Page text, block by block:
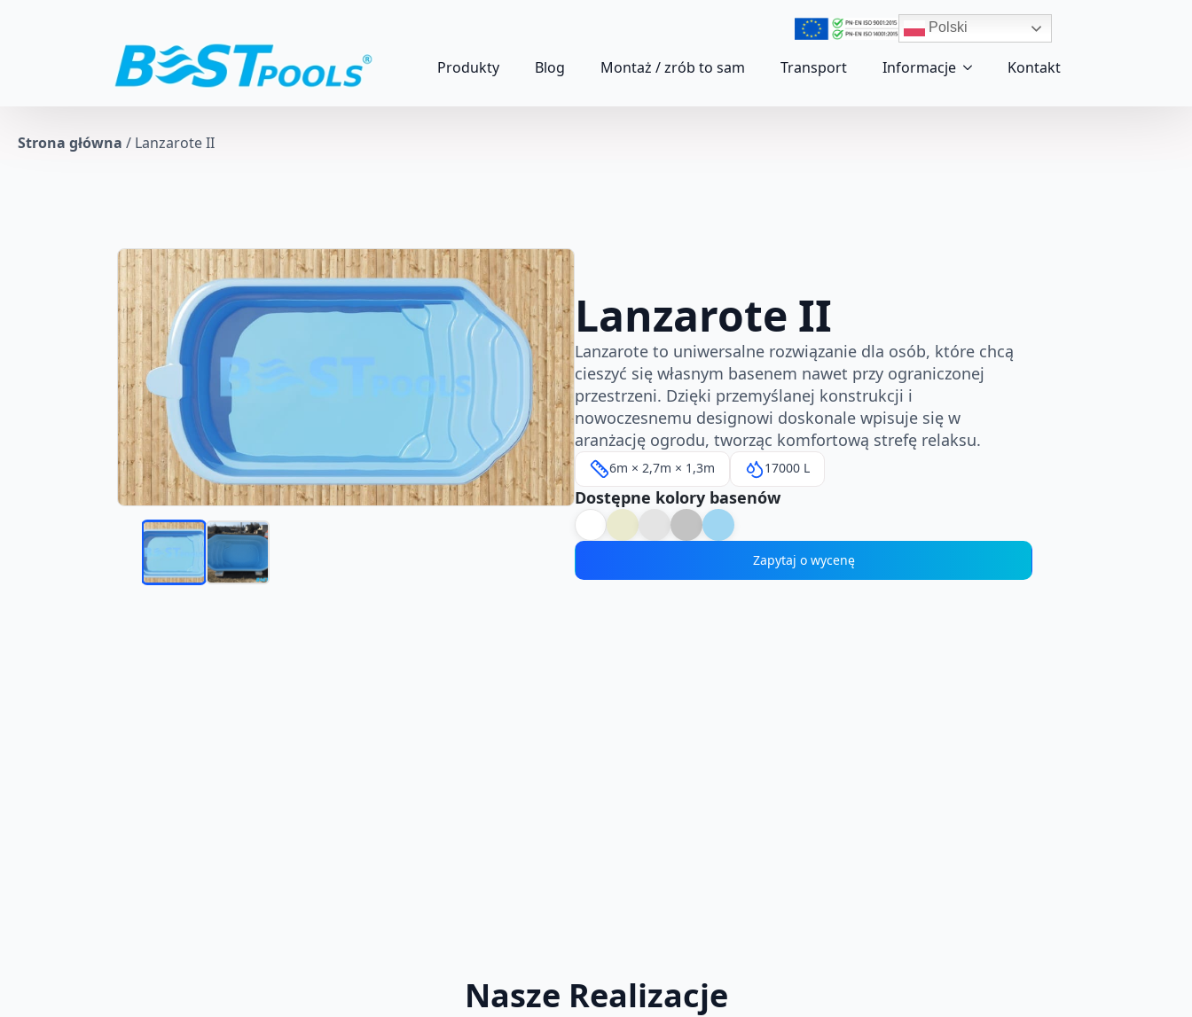
Polski
Produkty Blog Montaż / zrób to sam Transport Informacje Kontakt
Strona główna / Lanzarote II
Lanzarote II
Lanzarote to uniwersalne rozwiązanie dla osób, które chcą
cieszyć się własnym basenem nawet przy ograniczonej
przestrzeni. Dzięki przemyślanej konstrukcji i
nowoczesnemu designowi doskonale wpisuje się w
aranżację ogrodu, tworząc komfortową strefę relaksu.
6m × 2,7m × 1,3m 17000 L
Dostępne kolory basenów
Zapytaj o wycenę
Nasze Realizacje